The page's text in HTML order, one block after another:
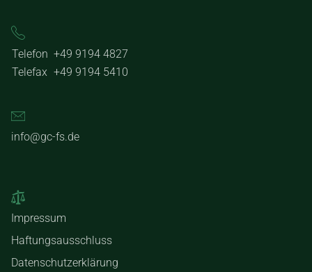
Telefon +49 9194 4827
Telefax +49 9194 5410
info@gc-fs.de
Impressum
Haftungsausschluss
Datenschutzerklärung